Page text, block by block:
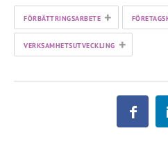
FÖRBÄTTRINGSARBETE +
VERKSAMHETSUTVECKLING +